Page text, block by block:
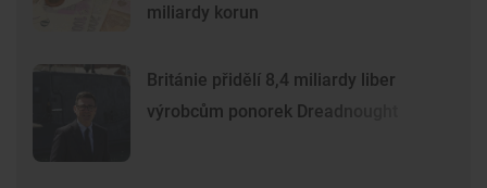
miliardy korun
Británie přidělí 8,4 miliardy liber
výrobcům ponorek Dreadnought